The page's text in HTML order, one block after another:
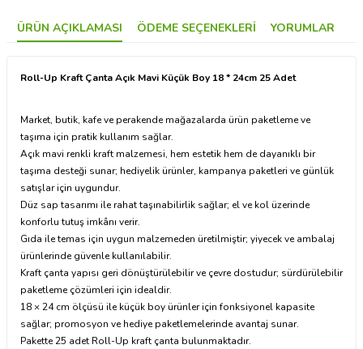
ÜRÜN AÇIKLAMASI ÖDEME SEÇENEKLERI YORUMLAR
Roll-Up Kraft Çanta Açık Mavi Küçük Boy 18 * 24cm 25 Adet
Market, butik, kafe ve perakende mağazalarda ürün paketleme ve
taşıma için pratik kullanım sağlar.
Açık mavi renkli kraft malzemesi, hem estetik hem de dayanıklı bir
taşıma desteği sunar; hediyelik ürünler, kampanya paketleri ve günlük
satışlar için uygundur.
Düz sap tasarımı ile rahat taşınabilirlik sağlar; el ve kol üzerinde
konforlu tutuş imkânı verir.
Gıda ile temas için uygun malzemeden üretilmiştir; yiyecek ve ambalaj
ürünlerinde güvenle kullanılabilir.
Kraft çanta yapısı geri dönüştürülebilir ve çevre dostudur; sürdürülebilir
paketleme çözümleri için idealdir.
18 × 24 cm ölçüsü ile küçük boy ürünler için fonksiyonel kapasite
sağlar; promosyon ve hediye paketlemelerinde avantaj sunar.
Pakette 25 adet Roll-Up kraft çanta bulunmaktadır.